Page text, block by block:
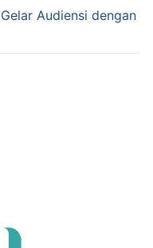
Audiensi dengan